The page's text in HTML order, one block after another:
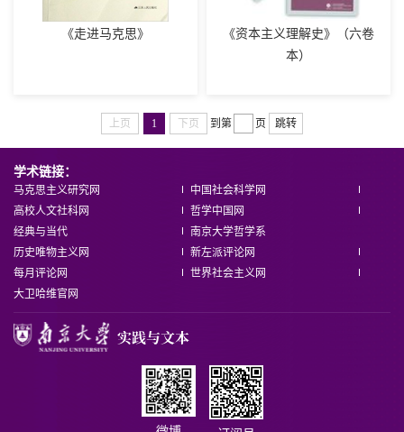
《走进马克思》
《资本主义理解史》（六卷
本）
上页 1 下页 到第 页 跳转
学术链接：
马克思主义研究网
中国社会科学网
高校人文社科网
哲学中国网
经典与当代
南京大学哲学系
历史唯物主义网
新左派评论网
每月评论网
世界社会主义网
大卫哈维官网